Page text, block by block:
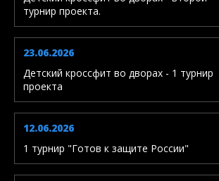
турнир проекта.
23.06.2026
Детский кроссфит во дворах - 1 турнир
проекта
12.06.2026
1 турнир "Готов к защите России"